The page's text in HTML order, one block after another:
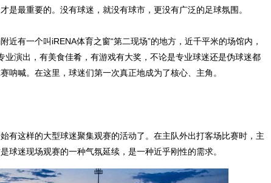
是最重要的。没有球迷，就没有球市，更没有广泛的足球氛围。
近有一个叫iRENA体育之窗“第二现场”的地方，近千平米的场馆内，
业演出，有美食佳肴，有游戏有大奖，不论是专业球迷还是伪球迷都
呐喊。在这里，球迷们第一次真正地成为了核心、主角。
这样的大型球迷聚集观赛的活动了。在主队外出打客场比赛时，主
球迷现场观赛的一种气氛延续，是一种近乎刚性的需求。